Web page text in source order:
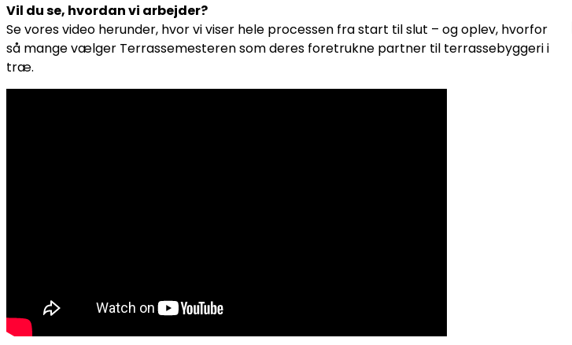
Vil du se, hvordan vi arbejder?
Se vores video herunder, hvor vi viser hele processen fra start til slut – og oplev, hvorfor
så mange vælger Terrassemesteren som deres foretrukne partner til terrassebyggeri i
træ.